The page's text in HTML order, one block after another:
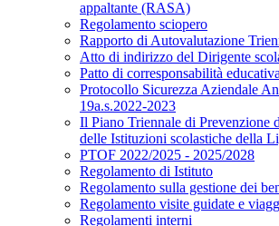
appaltante (RASA)
Regolamento sciopero
Rapporto di Autovalutazione
Atto di indirizzo del Dirigente
Patto di corresponsabilità educativa
Protocollo Sicurezza Aziendale
19a.s.2022-2023
Il Piano Triennale di Prevenzione
delle Istituzioni scolastiche della
PTOF 2022/2025 - 2025/2028
Regolamento di Istituto
Regolamento sulla gestione dei
Regolamento visite guidate e
Regolamenti interni